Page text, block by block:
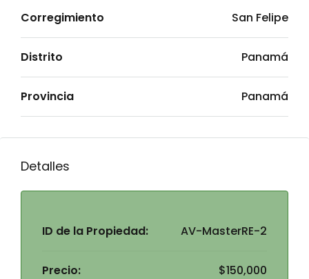
Corregimiento San Felipe
Distrito Panamá
Provincia Panamá
Detalles
ID de la Propiedad: AV-MasterRE-2
Precio: $150,000